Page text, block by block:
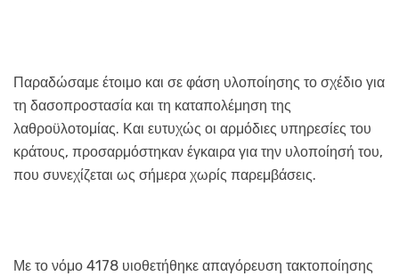
Παραδώσαμε έτοιμο και σε φάση υλοποίησης το σχέδιο για
τη δασοπροστασία και τη καταπολέμηση της
λαθροϋλοτομίας. Και ευτυχώς οι αρμόδιες υπηρεσίες του
κράτους, προσαρμόστηκαν έγκαιρα για την υλοποίησή του,
που συνεχίζεται ως σήμερα χωρίς παρεμβάσεις.
Με το νόμο 4178 υιοθετήθηκε απαγόρευση τακτοποίησης